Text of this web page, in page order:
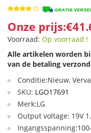
Onze
Voorraad: Op voorraad !
Alle artikelen worden
van de betaling
Conditie:Nieuw,
SKU: LGO17691
Merk:LG
Output voltage: 19V